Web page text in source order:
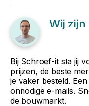
Wij zijn
Bij Schroef-it sta jij
prijzen, de beste
je vaker besteld.
onnodige e-mails.
de bouwmarkt.